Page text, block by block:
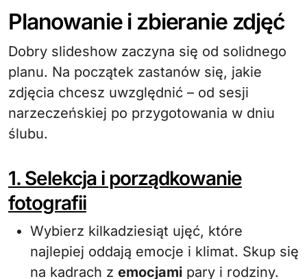
Planowanie i zbieranie zdjęć
Dobry slideshow zaczyna się od solidnego
planu. Na początek zastanów się, jakie
zdjęcia chcesz uwzględnić – od sesji
narzeczeńskiej po przygotowania w dniu
ślubu.
1. Selekcja i porządkowanie
fotografii
Wybierz kilkadziesiąt ujęć, które
najlepiej oddają emocje i klimat. Skup się
na kadrach z emocjami pary i rodziny.